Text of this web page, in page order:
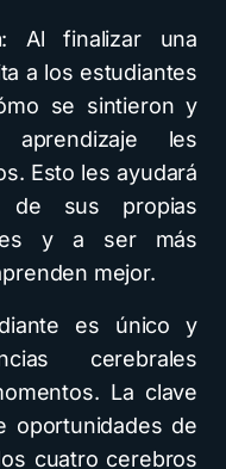
: Al finalizar una
a los estudiantes
se sintieron y
les
Esto les ayudará
de sus propias
y a ser más
mejor.
es único y
cerebrales
La clave
oportunidades de
cuatro cerebros